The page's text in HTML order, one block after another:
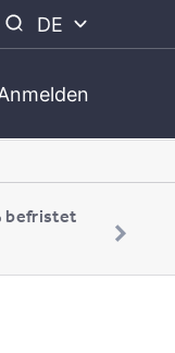
DE
befristet